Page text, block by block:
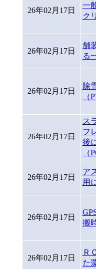
26年02月17日
一
ク
26年02月17日
舗
る
26年02月17日
除
（
26年02月17日
ス
フ
後
（
26年02月17日
ア
用
26年02月17日
搬
26年02月17日
Ｒ
た